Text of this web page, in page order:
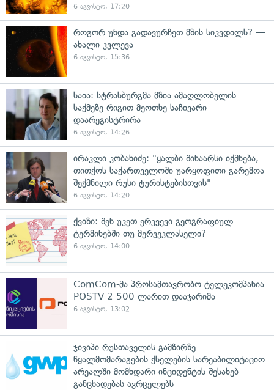
6 აგვისტო, 17:20
როგორ უნდა გადავურჩეთ მზის სიკვდილს? —
ახალი კვლევა
6 აგვისტო, 15:36
საია: სტრასბურგმა მზია ამაღლობელის
საქმეზე რიგით მეოთხე საჩივარი
დაარეგისტრირა
6 აგვისტო, 14:26
ირაკლი კობახიძე: "ყალბი შინაარსი იქმნება,
თითქოს საქართველოში უარყოფითი გარემოა
შექმნილი რუსი ტურისტებისთვის"
6 აგვისტო, 14:20
ქვიზი: შენ უკეთ ერკვევი გეოგრაფიულ
ტერმინებში თუ მერვეკლასელი?
6 აგვისტო, 14:00
ComCom-მა პროსამთავრობო ტელეკომპანია
POSTV 2 500 ლარით დააჯარიმა
6 აგვისტო, 13:02
ჯივიპი რუსთაველის გამზირზე
წყალმომარაგების ქსელების სარეაბილიტაციო
არეალში მომხდარი ინციდენტის შესახებ
განცხადებას ავრცელებს